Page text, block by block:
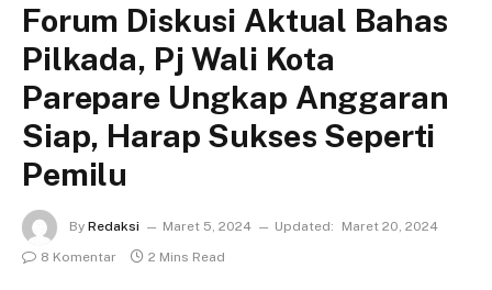
Forum Diskusi Aktual Bahas
Pilkada, Pj Wali Kota
Parepare Ungkap Anggaran
Siap, Harap Sukses Seperti
Pemilu
By Redaksi Maret 5, 2024 Updated:
Maret 20, 2024
8 Komentar
2 Mins Read